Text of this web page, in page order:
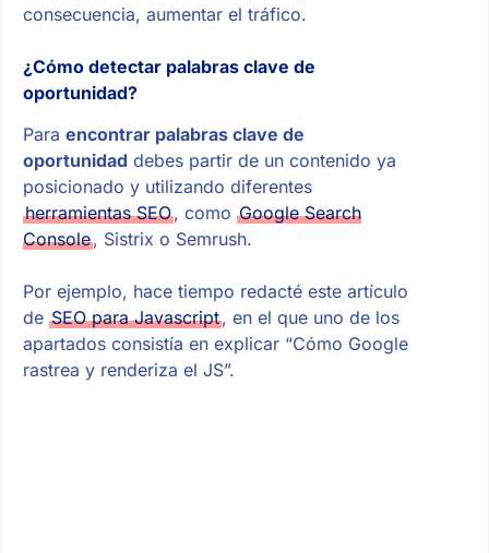
consecuencia, aumentar el tráfico.
¿Cómo detectar palabras clave de
oportunidad?
Para encontrar palabras clave de
oportunidad debes partir de un contenido ya
posicionado y utilizando diferentes
herramientas SEO, como Google Search
Console, Sistrix o Semrush.
Por ejemplo, hace tiempo redacté este artículo
de SEO para Javascript, en el que uno de los
apartados consistía en explicar “Cómo Google
rastrea y renderiza el JS”.